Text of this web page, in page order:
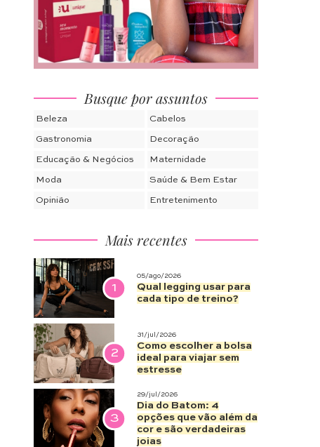
Busque por assuntos
Beleza Cabelos
Gastronomia Decoração
Educação & Negócios Maternidade
Moda Saúde & Bem Estar
Opinião Entretenimento
Mais recentes
1
05/ago/2026
Qual legging usar para
cada tipo de treino?
2
31/jul/2026
Como escolher a bolsa
ideal para viajar sem
estresse
3
29/jul/2026
Dia do Batom: 4
opções que vão além da
cor e são verdadeiras
joias